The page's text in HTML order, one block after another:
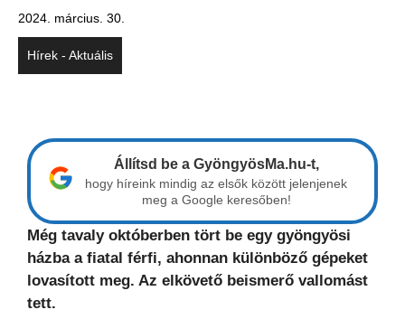
2024. március. 30.
Hírek - Aktuális
Állítsd be a GyöngyösMa.hu-t,
hogy híreink mindig az elsők között jelenjenek
meg a Google keresőben!
Még tavaly októberben tört be egy gyöngyösi
házba a fiatal férfi, ahonnan különböző gépeket
lovasított meg. Az elkövető beismerő vallomást
tett.